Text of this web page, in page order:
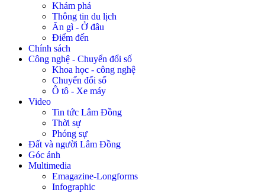
Khám phá
Thông tin du lịch
Ăn gì - Ở đâu
Điểm đến
Chính sách
Công nghệ - Chuyển đổi số
Khoa học - công nghệ
Chuyển đổi số
Ô tô - Xe máy
Video
Tin tức Lâm Đồng
Thời sự
Phóng sự
Đất và người Lâm Đồng
Góc ảnh
Multimedia
Emagazine-Longforms
Infographic